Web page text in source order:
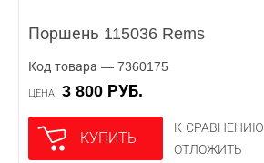
Поршень 115036 Rems
Код товара — 7360175
ЦЕНА 3 800 РУБ.
КУПИТЬ
К СРАВНЕНИЮ
ОТЛОЖИТЬ